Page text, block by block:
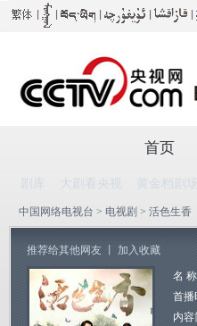
首页
剧库 大剧看央视 黄金档剧场
中国网络电视台 > 电视剧 > 活色生香
推荐给其他网友 加入收藏
名 称
首播
内容